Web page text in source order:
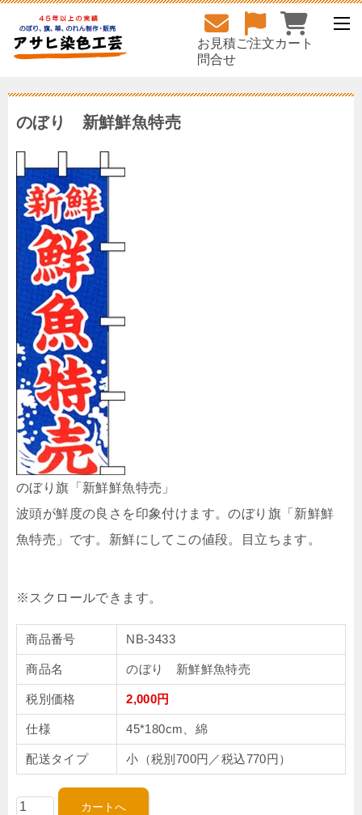
お見積
問合せ
ご注文カート
のぼり 新鮮鮮魚特売
のぼり旗「新鮮鮮魚特売」
波頭が鮮度の良さを印象付けます。のぼり旗「新鮮鮮
魚特売」です。新鮮にしてこの値段。目立ちます。
商品番号 NB-3433
商品名 のぼり 新鮮鮮魚特売
税別価格 2,000円
仕様 45*180cm、綿
配送タイプ 小（税別700円／税込770円）